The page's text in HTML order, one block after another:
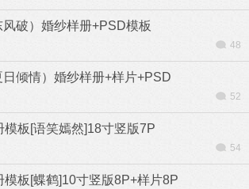
破）婚纱样册+PSD模板
48
倾情）婚纱样册+样片+PSD
52
板[语笑嫣然]18寸竖版7P
54
板[蝶鹤]10寸竖版8P+样片8P